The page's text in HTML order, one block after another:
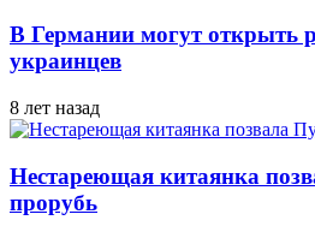
В Германии могут открыть
украинцев
8 лет назад
Нестареющая китаянка
прорубь